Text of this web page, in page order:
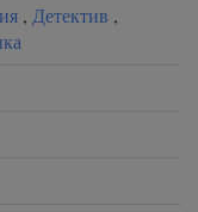
, Детектив ,